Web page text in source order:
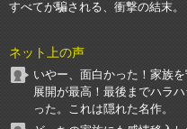
すべてが騙される、衝撃の結末。
ネット上の声
いやー、面白かった！家族
展開が最高！最後までハラ
った。これは隠れた名作。